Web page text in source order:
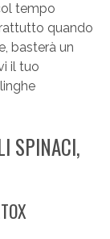
tempo
quando
basterà un
il tuo
SPINACI,